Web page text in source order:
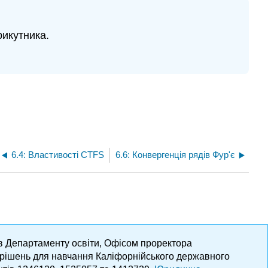
6.4: Властивості CTFS 6.6: Конвергенція рядів Фур'є
Департаменту освіти, Офісом проректора
для навчання Каліфорнійського державного